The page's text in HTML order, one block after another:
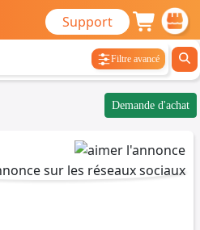
Support
Filtre avancé
Demande d'achat